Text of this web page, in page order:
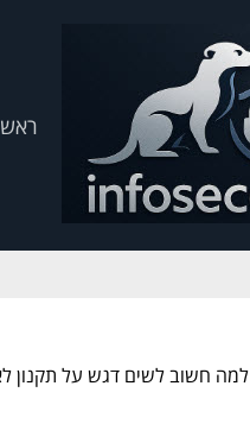
למה חשוב לשים דגש על תקנון